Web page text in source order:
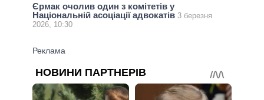
Єрмак очолив один з комітетів у
Національній асоціації адвокатів 3 березня
2026, 10:30